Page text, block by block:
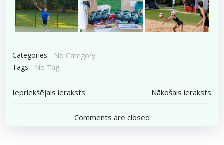
Categories:
No Category
Tags:
No Tag
Post
navigation
Iepriekšējais ieraksts
navigation
Nākošais ieraksts
Comments are closed